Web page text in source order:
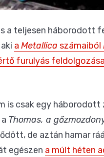
a teljesen háborodott
a Metallica számaiból
furulyás
is csak egy
Thomas, a
de aztán hamar
egészen a múlt héten